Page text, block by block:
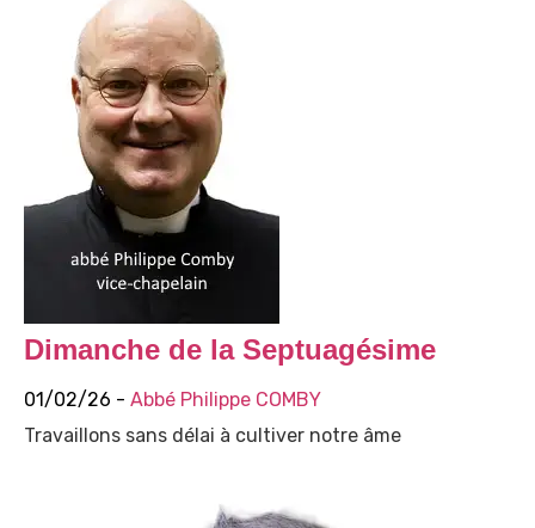
Dimanche de la Septuagésime
01/02/26 - Abbé Philippe COMBY
Travaillons sans délai à cultiver notre âme